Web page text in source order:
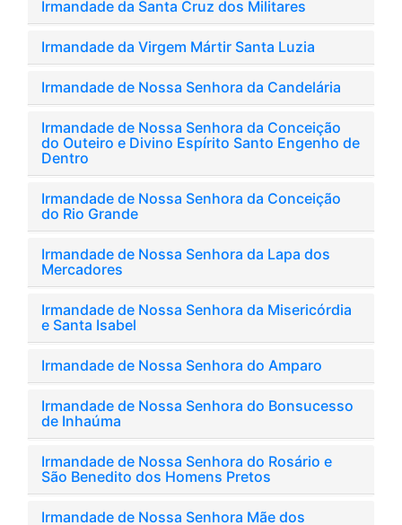
Irmandade da Santa Cruz dos Militares
Irmandade da Virgem Mártir Santa Luzia
Irmandade de Nossa Senhora da Candelária
Irmandade de Nossa Senhora da Conceição
do Outeiro e Divino Espírito Santo Engenho de
Dentro
Irmandade de Nossa Senhora da Conceição
do Rio Grande
Irmandade de Nossa Senhora da Lapa dos
Mercadores
Irmandade de Nossa Senhora da Misericórdia
e Santa Isabel
Irmandade de Nossa Senhora do Amparo
Irmandade de Nossa Senhora do Bonsucesso
de Inhaúma
Irmandade de Nossa Senhora do Rosário e
São Benedito dos Homens Pretos
Irmandade de Nossa Senhora Mãe dos